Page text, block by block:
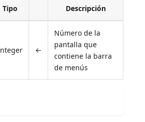
Tipo Descripción
←
Número de la
pantalla que
contiene la barra
de menús